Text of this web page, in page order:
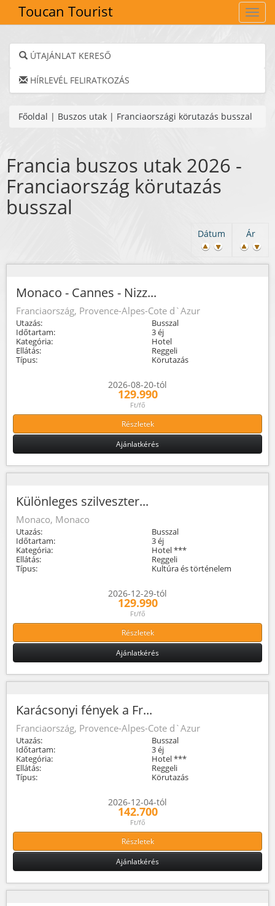
Toucan Tourist
ÚTAJÁNLAT KERESŐ
HÍRLEVÉL FELIRATKOZÁS
Főoldal | Buszos utak | Franciaországi körutazás busszal
Francia buszos utak 2026 -
Franciaország körutazás
busszal
Ár
Dátum
Monaco - Cannes - Nizz...
Franciaország, Provence-Alpes-Cote d`Azur
Utazás:
Busszal
Időtartam:
3 éj
Kategória:
Hotel
Ellátás:
Reggeli
Típus:
Körutazás
2026-08-20-tól
129.990
Ft/fő
Részletek
Ajánlatkérés
Különleges szilveszter...
Monaco, Monaco
Utazás:
Busszal
Időtartam:
3 éj
Kategória:
Hotel ***
Ellátás:
Reggeli
Típus:
Kultúra és történelem
2026-12-29-tól
129.990
Ft/fő
Részletek
Ajánlatkérés
Karácsonyi fények a Fr...
Franciaország, Provence-Alpes-Cote d`Azur
Utazás:
Busszal
Időtartam:
3 éj
Kategória:
Hotel ***
Ellátás:
Reggeli
Típus:
Körutazás
2026-12-04-tól
142.700
Ft/fő
Részletek
Ajánlatkérés